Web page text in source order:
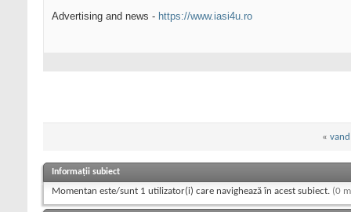
Advertising and news - https://www.iasi4u.ro
«
Informații subiect
Momentan este/sunt 1 utilizator(i) care navighează în acest subiect. (0